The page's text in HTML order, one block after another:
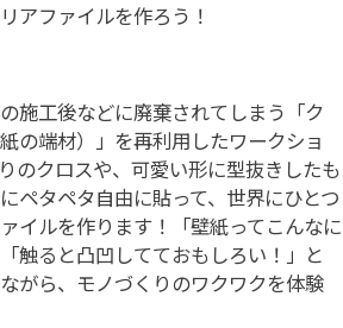
アファイルを作ろう！
施工後などに廃棄されてしまう「ク
の端材）」を再利用したワークショ
のクロスや、可愛い形に型抜きしたも
ペタペタ自由に貼って、世界にひとつ
イルを作ります！「壁紙ってこんなに
触ると凸凹してておもしろい！」と
がら、モノづくりのワクワクを体験